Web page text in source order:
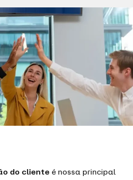
do cliente é nossa principal